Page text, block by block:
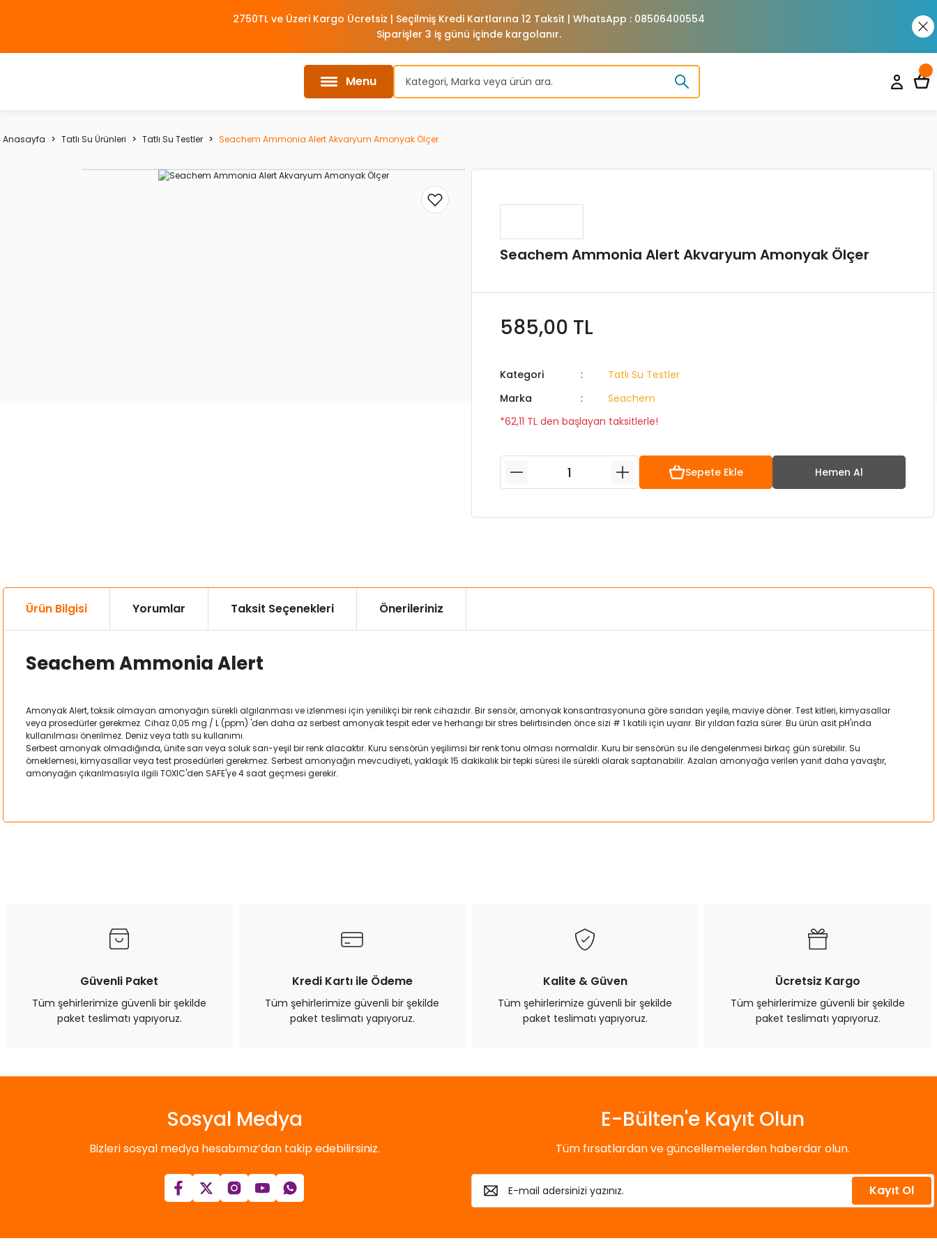
2750TL ve Üzeri Kargo Ücretsiz | Seçilmiş Kredi Kartlarına 12 Taksit | WhatsApp : 08506400554
Siparişler 3 iş günü içinde kargolanır.
Menu
Anasayfa Tatlı Su Ürünleri Tatlı Su Testler Seachem Ammonia Alert Akvaryum Amonyak Ölçer
Seachem Ammonia Alert Akvaryum Amonyak Ölçer
585,00 TL
Kategori
Tatlı Su Testler
Marka
Seachem
*62,11 TL den başlayan taksitlerle!
Sepete Ekle Hemen Al
Ürün Bilgisi Yorumlar Taksit Seçenekleri Önerileriniz
Seachem Ammonia Alert
Amonyak Alert, toksik olmayan amonyağın sürekli algılanması ve izlenmesi için yenilikçi bir renk cihazıdır. Bir sensör, amonyak konsantrasyonuna göre sarıdan yeşile, maviye döner. Test kitleri, kimyasallar
veya prosedürler gerekmez. Cihaz 0,05 mg / L (ppm) 'den daha az serbest amonyak tespit eder ve herhangi bir stres belirtisinden önce sizi # 1 katili için uyarır. Bir yıldan fazla sürer. Bu ürün asit pH'ında
kullanılması önerilmez. Deniz veya tatlı su kullanımı.
Serbest amonyak olmadığında, ünite sarı veya soluk sarı-yeşil bir renk alacaktır. Kuru sensörün yeşilimsi bir renk tonu olması normaldir. Kuru bir sensörün su ile dengelenmesi birkaç gün sürebilir. Su
örneklemesi, kimyasallar veya test prosedürleri gerekmez. Serbest amonyağın mevcudiyeti, yaklaşık 15 dakikalık bir tepki süresi ile sürekli olarak saptanabilir. Azalan amonyağa verilen yanıt daha yavaştır,
amonyağın çıkarılmasıyla ilgili TOXIC'den SAFE'ye 4 saat geçmesi gerekir.
Ürün bilgilerinde hatalar bulunuyor.
Bu ürüne benzer farklı alternatifler olmalı.
Güvenli Paket
Tüm şehirlerimize güvenli bir şekilde
paket teslimatı yapıyoruz.
Kredi Kartı ile Ödeme
Tüm şehirlerimize güvenli bir şekilde
paket teslimatı yapıyoruz.
Kalite & Güven
Tüm şehirlerimize güvenli bir şekilde
paket teslimatı yapıyoruz.
Ücretsiz Kargo
Tüm şehirlerimize güvenli bir şekilde
paket teslimatı yapıyoruz.
Sosyal Medya
Bizleri sosyal medya hesabımız’dan takip edebilirsiniz.
E-Bülten'e Kayıt Olun
Tüm fırsatlardan ve güncellemelerden haberdar olun.
Kayıt Ol